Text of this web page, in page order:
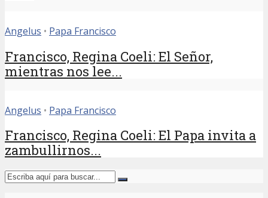
Angelus • Papa Francisco
Francisco, Regina Coeli: El Señor,
mientras nos lee...
Angelus • Papa Francisco
Francisco, Regina Coeli: El Papa invita a
zambullirnos...